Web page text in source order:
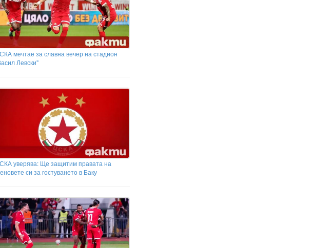
мечтае за славна вечер на стадион
Левски"
уверява: Ще защитим правата на
си за гостуването в Баку